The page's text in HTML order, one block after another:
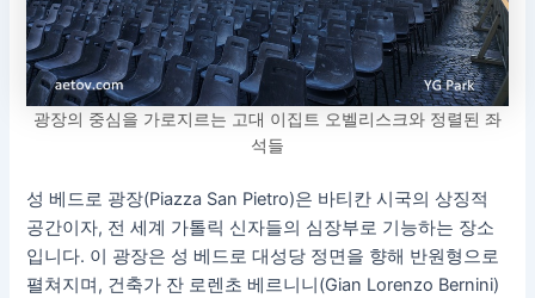
광장의 중심을 가로지르는 고대 이집트 오벨리스크와 정렬된 좌
석들
성 베드로 광장(Piazza San Pietro)은 바티칸 시국의 상징적
공간이자, 전 세계 가톨릭 신자들의 심장부로 기능하는 장소
입니다. 이 광장은 성 베드로 대성당 정면을 향해 반원형으로
펼쳐지며, 건축가 잔 로렌초 베르니니(Gian Lorenzo Bernini)